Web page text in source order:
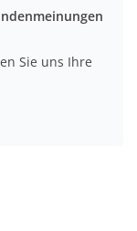
Sie uns Ihre